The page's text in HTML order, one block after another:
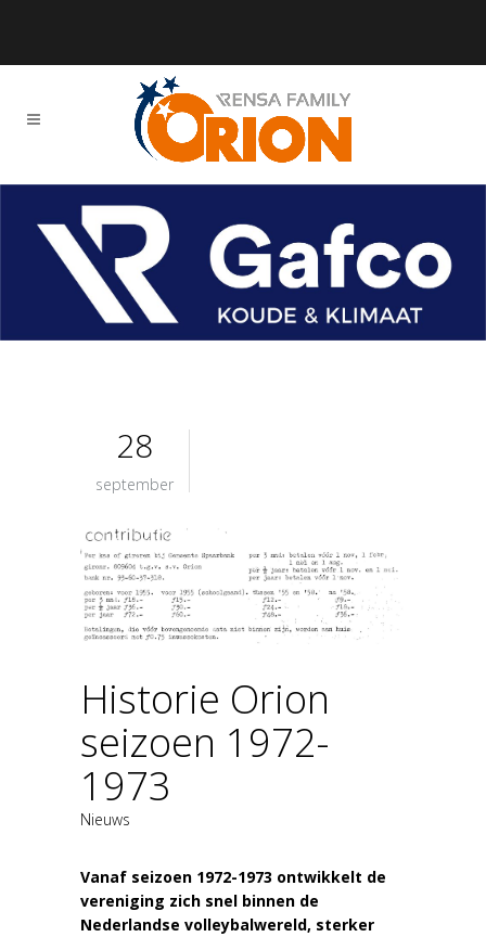
28
september
Historie Orion
seizoen 1972-
1973
Nieuws
Vanaf seizoen 1972-1973 ontwikkelt de
vereniging zich snel binnen de
Nederlandse volleybalwereld, sterker